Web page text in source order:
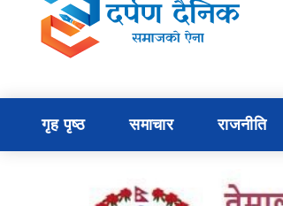
गृह पृष्ठ समाचार राजनीति